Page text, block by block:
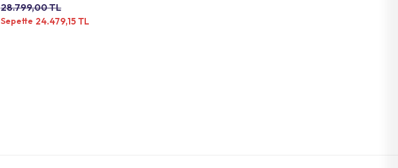
28.799,00 TL
Sepette 24.479,15 TL